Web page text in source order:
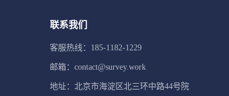
联系我们
客服热线：185-1182-1229
邮箱：contact@survey.work
地址：北京市海淀区北三环中路44号院